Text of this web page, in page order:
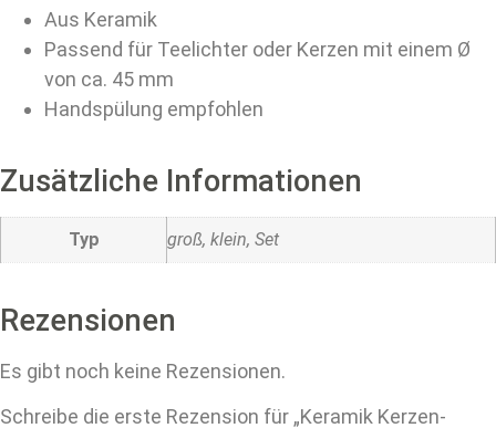
Aus Keramik
Passend für Teelichter oder Kerzen mit einem Ø
von ca. 45 mm
Handspülung empfohlen
Zusätzliche Informationen
Typ groß, klein, Set
Rezensionen
Es gibt noch keine Rezensionen.
Schreibe die erste Rezension für „Keramik Kerzen-